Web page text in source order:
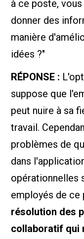
à ce poste,
donner des
manière
idées ?"
RÉPONSE :
suppose que
peut nuire à sa
travail.
problèmes de
dans
opérationnelles
employés de ce
résolution des
collaboratif qui